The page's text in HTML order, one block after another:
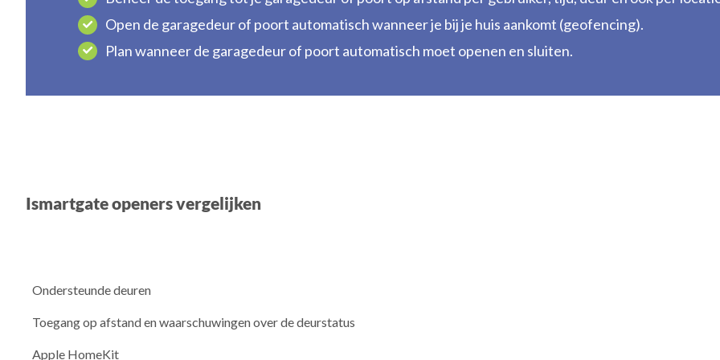
Open de garagedeur of poort automatisch wanneer je bij je huis aankomt (geofencing).
Plan wanneer de garagedeur of poort automatisch moet openen en sluiten.
Ismartgate openers vergelijken
Ondersteunde deuren
Toegang op afstand en waarschuwingen over de deurstatus
Apple HomeKit